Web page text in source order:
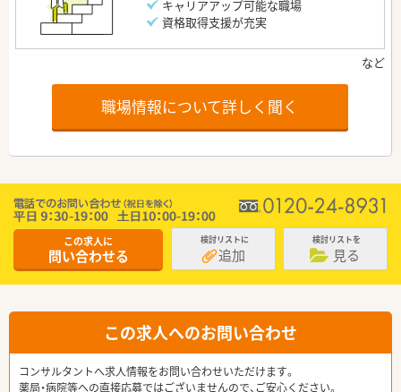
キャリアアップ可能な職場
資格取得支援が充実
職場情報について詳しく聞く
この求人に
問い合わせる
検討リストに
追加
検討リストを
見る
この求人へのお問い合わせ
コンサルタントへ求人情報をお問い合わせいただけます。
薬局・病院等への直接応募ではございませんので、ご安心ください。